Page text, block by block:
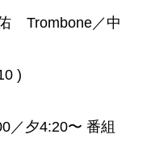
Trombone／中
)
／夕4:20〜 番組